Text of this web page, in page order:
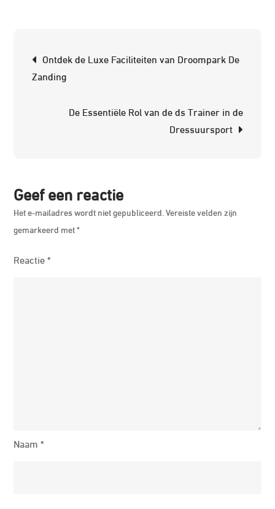
Ontdek de Luxe Faciliteiten van Droompark De
Zanding
De Essentiële Rol van de ds Trainer in de
Dressuursport
Geef een reactie
Het e-mailadres wordt niet gepubliceerd. Vereiste velden zijn
gemarkeerd met*
Reactie*
Naam*